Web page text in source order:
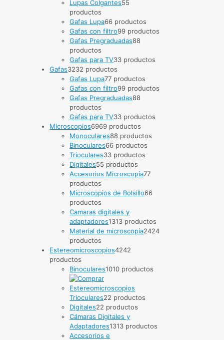
Lupas Colgantes55
productos
Gafas Lupa66 productos
Gafas con filtro99 productos
Gafas Pregraduadas88
productos
Gafas para TV33 productos
Gafas3232 productos
Gafas Lupa77 productos
Gafas con filtro99 productos
Gafas Pregraduadas88
productos
Gafas para TV33 productos
Microscopios6969 productos
Monoculares88 productos
Binoculares66 productos
Trioculares33 productos
Digitales55 productos
Accesorios Microscopía77
productos
Microscopios de Bolsillo66
productos
Camaras digitales y
adaptadores1313 productos
Material de microscopía2424
productos
Estereomicroscopios4242
productos
Binoculares1010 productos
Trioculares22 productos
Digitales22 productos
Cámaras Digitales y
Adaptadores1313 productos
Accesorios e